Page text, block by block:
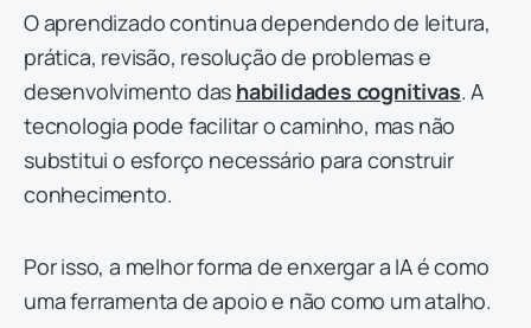
O aprendizado continua dependendo de leitura,
prática, revisão, resolução de problemas e
desenvolvimento das habilidades cognitivas. A
tecnologia pode facilitar o caminho, mas não
substitui o esforço necessário para construir
conhecimento.
Por isso, a melhor forma de enxergar a IA é como
uma ferramenta de apoio e não como um atalho.